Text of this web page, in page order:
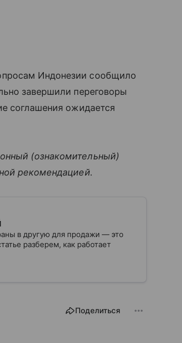
Индонезии сообщило
завершили переговоры
соглашения ожидается
(ознакомительный)
рекомендацией.
в другую для продажи — это
разберем, как работает
Поделиться